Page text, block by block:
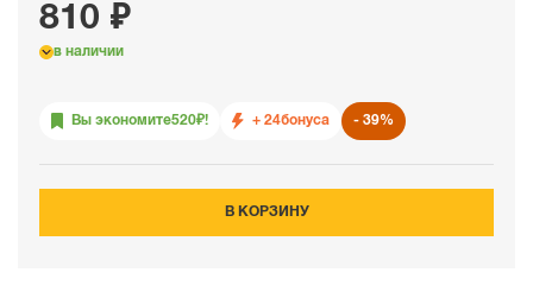
810 ₽
в наличии
Вы экономите520₽! + 24бонуса 39%
В КОРЗИНУ